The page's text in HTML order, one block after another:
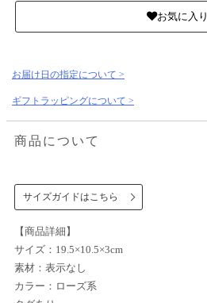
お気に入り
お届け日の指定について >
ギフトラッピングについて >
商品について
サイズガイドはこちら
【商品詳細】
サイズ：19.5×10.5×3cm
素材：表示なし
カラー：ローズ系